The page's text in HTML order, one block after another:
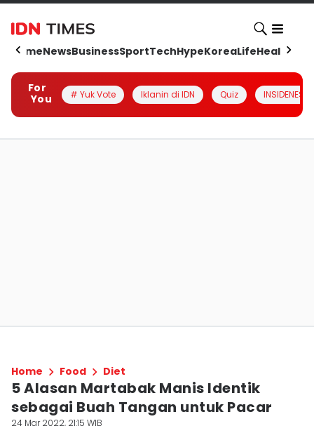
HomeNewsBusinessSportTechHypeKoreaLifeHealth
For
You
# Yuk Vote Iklanin di IDN Quiz INSIDENESIA
Home Food Diet
5 Alasan Martabak Manis Identik
sebagai Buah Tangan untuk Pacar
24 Mar 2022, 21:15 WIB